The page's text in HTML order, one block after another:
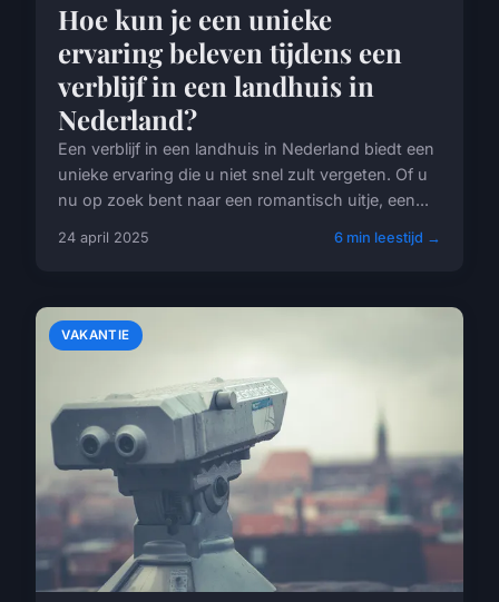
Hoe kun je een unieke
ervaring beleven tijdens een
verblijf in een landhuis in
Nederland?
Een verblijf in een landhuis in Nederland biedt een
unieke ervaring die u niet snel zult vergeten. Of u
nu op zoek bent naar een romantisch uitje, een...
24 april 2025 6 min leestijd →
VAKANTIE